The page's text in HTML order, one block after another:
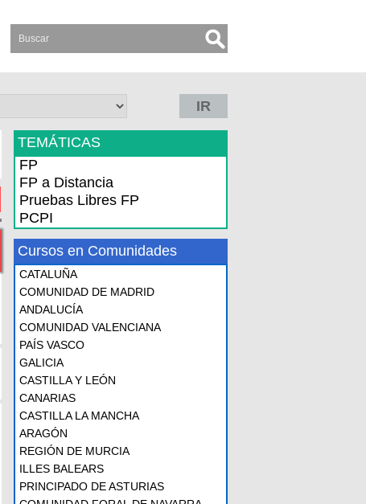
IR
TEMÁTICAS
FP
FP a Distancia
Pruebas Libres FP
PCPI
Cursos en Comunidades
CATALUÑA
COMUNIDAD DE MADRID
ANDALUCÍA
COMUNIDAD VALENCIANA
PAÍS VASCO
GALICIA
CASTILLA Y LEÓN
CANARIAS
CASTILLA LA MANCHA
ARAGÓN
REGIÓN DE MURCIA
ILLES BALEARS
PRINCIPADO DE ASTURIAS